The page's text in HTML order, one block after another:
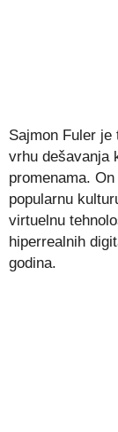
Sajmon Fuler je
vrhu dešavanja
promenama.
popularnu
virtuelnu
hiperrealnih
godina.